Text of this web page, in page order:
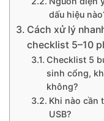
dấu hiệu
Cách xử lý
checklist 5–10
Checklist 5
sinh cổng,
không?
Khi nào cần
USB?